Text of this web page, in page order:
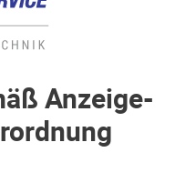
Anzeige-